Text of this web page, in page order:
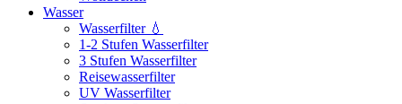
Wasser
Wasserfilter 💧
1-2 Stufen Wasserfilter
3 Stufen Wasserfilter
Reisewasserfilter
UV Wasserfilter